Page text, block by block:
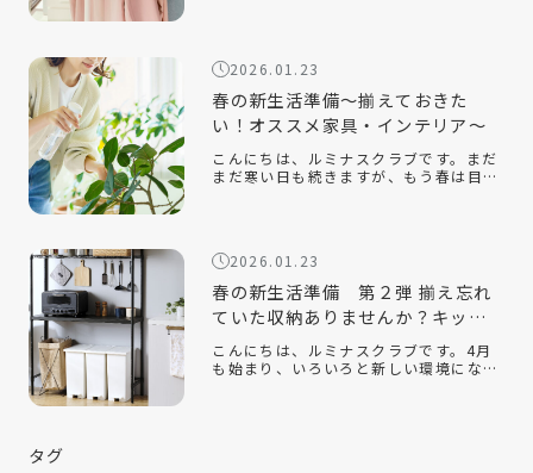
ーゼッ […]
2026.01.23
春の新生活準備～揃えておきた
い！オススメ家具・インテリア～
こんにちは、ルミナスクラブです。まだ
まだ寒い日も続きますが、もう春は目の
の家 […]
2026.01.23
春の新生活準備 第２弾 揃え忘れ
ていた収納ありませんか？キッチ
ン収納編
こんにちは、ルミナスクラブです。4月
も始まり、いろいろと新しい環境にな
タグ